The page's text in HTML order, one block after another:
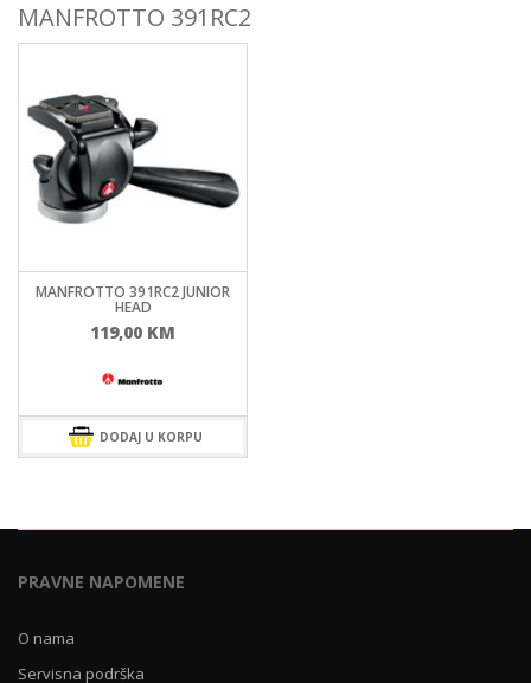
MANFROTTO 391RC2
MANFROTTO 391RC2 JUNIOR
HEAD
119,00 KM
DODAJ U KORPU
PRAVNE NAPOMENE
O nama
Servisna podrška